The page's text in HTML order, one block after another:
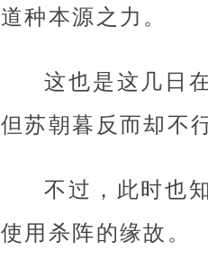
道种本源之力。
这也是这几日
但苏朝暮反而却不
不过，此时也
使用杀阵的缘故。